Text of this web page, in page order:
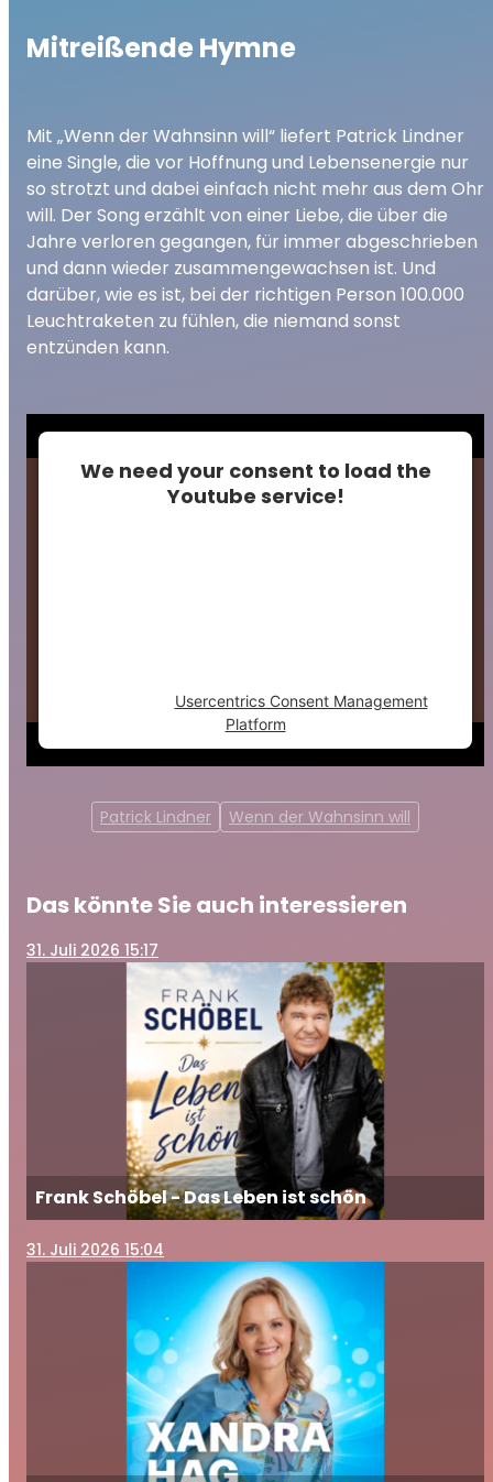
Mitreißende Hymne
Mit „Wenn der Wahnsinn will“ liefert Patrick Lindner
eine Single, die vor Hoffnung und Lebensenergie nur
so strotzt und dabei einfach nicht mehr aus dem Ohr
will. Der Song erzählt von einer Liebe, die über die
Jahre verloren gegangen, für immer abgeschrieben
und dann wieder zusammengewachsen ist. Und
darüber, wie es ist, bei der richtigen Person 100.000
Leuchtraketen zu fühlen, die niemand sonst
entzünden kann.
We need your consent to load the
Youtube service!
Usercentrics Consent Management
Platform
Patrick Lindner Wenn der Wahnsinn will
Das könnte Sie auch interessieren
31. Juli 2026 15:17
Frank Schöbel - Das Leben ist schön
31. Juli 2026 15:04